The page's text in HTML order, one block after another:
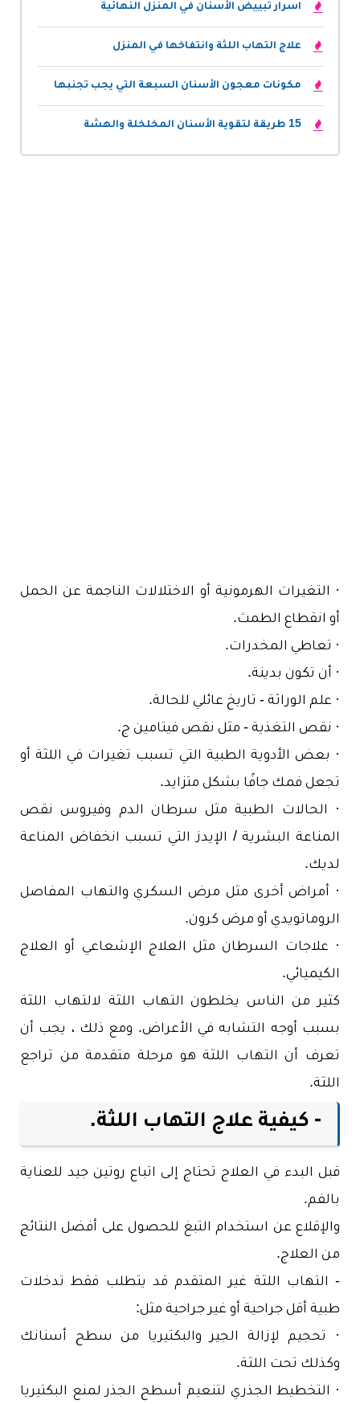
اسرار تبييض الأسنان في المنزل النهائية
علاج التهاب اللثة وانتفاخها في المنزل
مكونات معجون الأسنان السبعة التي يجب تجنبها
15 طريقة لتقوية الأسنان المخلخلة والهشة
· التغيرات الهرمونية أو الاختلالات الناجمة عن الحمل
أو انقطاع الطمث.
· تعاطي المخدرات.
· أن تكون بدينة.
· علم الوراثة - تاريخ عائلي للحالة.
· نقص التغذية - مثل نقص فيتامين ج.
· بعض الأدوية الطبية التي تسبب تغيرات في اللثة أو
تجعل فمك جافًا بشكل متزايد.
· الحالات الطبية مثل سرطان الدم وفيروس نقص
المناعة البشرية / الإيدز التي تسبب انخفاض المناعة
لديك.
· أمراض أخرى مثل مرض السكري والتهاب المفاصل
الروماتويدي أو مرض كرون.
· علاجات السرطان مثل العلاج الإشعاعي أو العلاج
الكيميائي.
كثير من الناس يخلطون التهاب اللثة لالتهاب اللثة
بسبب أوجه التشابه في الأعراض. ومع ذلك ، يجب أن
تعرف أن التهاب اللثة هو مرحلة متقدمة من تراجع
اللثة.
- كيفية علاج التهاب اللثة.
قبل البدء في العلاج تحتاج إلى اتباع روتين جيد للعناية
بالفم.
والإقلاع عن استخدام التبغ للحصول على أفضل النتائج
من العلاج.
- التهاب اللثة غير المتقدم قد يتطلب فقط تدخلات
طبية أقل جراحية أو غير جراحية مثل:
· تحجيم لإزالة الجير والبكتيريا من سطح أسنانك
وكذلك تحت اللثة.
· التخطيط الجذري لتنعيم أسطح الجذر لمنع البكتيريا